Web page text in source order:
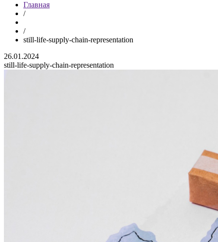
Главная
/
/
still-life-supply-chain-representation
26.01.2024
still-life-supply-chain-representation